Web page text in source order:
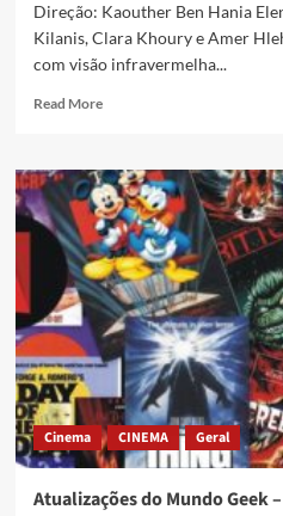
Direção: Kaouther Ben Hania
Kilanis, Clara Khoury e Amer
com visão infravermelha...
Read More
Cinema CINEMA Geral
Atualizações do Mundo Geek